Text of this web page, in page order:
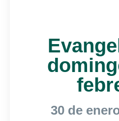
30 de